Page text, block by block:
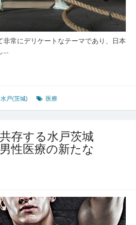
常にデリケートなテーマであり、日本
…
水戸(茨城) 医療
存する水戸茨城
性医療の新たな